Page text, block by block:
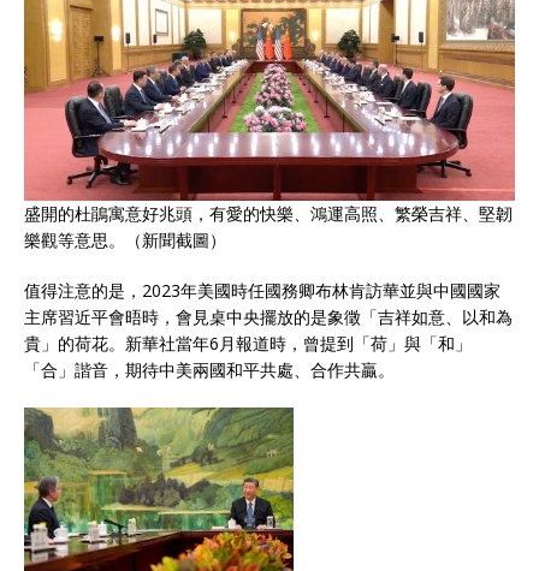
盛開的杜鵑寓意好兆頭，有愛的快樂、鴻運高照、繁榮吉祥、堅韌
樂觀等意思。（新聞截圖）
值得注意的是，2023年美國時任國務卿布林肯訪華並與中國國家
主席習近平會晤時，會見桌中央擺放的是象徵「吉祥如意、以和為
貴」的荷花。新華社當年6月報道時，曾提到「荷」與「和」
「合」諧音，期待中美兩國和平共處、合作共贏。